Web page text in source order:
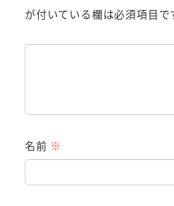
が付いている欄は必須項目で
名前 ※